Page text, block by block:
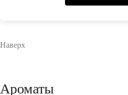
Наверх
Ароматы